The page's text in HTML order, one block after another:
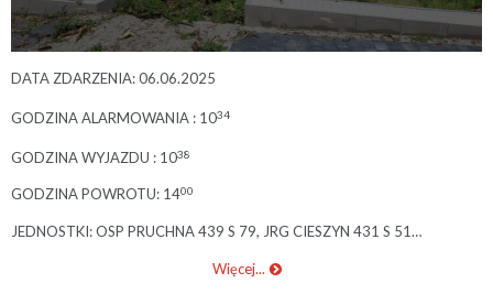
DATA ZDARZENIA: 06.06.2025
GODZINA ALARMOWANIA : 1034
GODZINA WYJAZDU : 1038
GODZINA POWROTU: 1400
JEDNOSTKI: OSP PRUCHNA 439 S 79, JRG CIESZYN 431 S 51…
Więcej...